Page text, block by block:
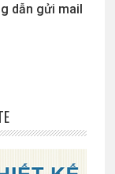
dẫn gửi mail